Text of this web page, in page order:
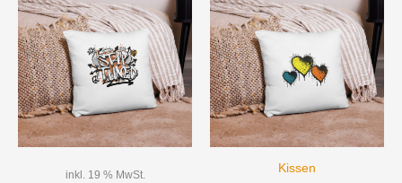
inkl. 19 % MwSt.
Kissen